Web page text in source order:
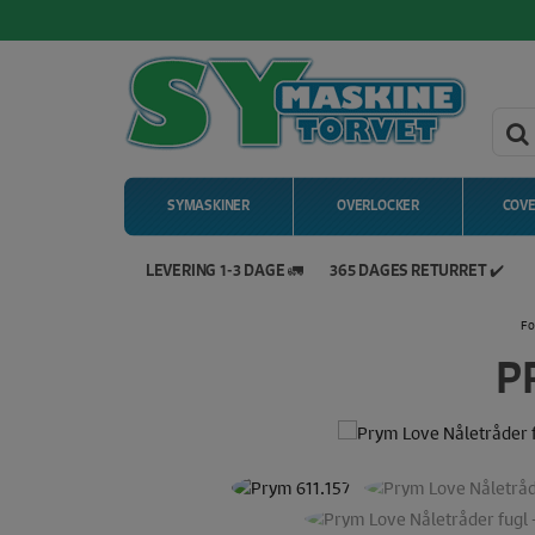
LEVERING 1-3 DAGE 🚛 365 DAGES RETURRET ✔️
SYMASKINER OVERLOCKER